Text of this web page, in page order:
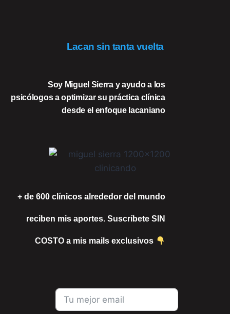
Lacan sin tanta vuelta
Soy Miguel Sierra y ayudo a los
psicólogos a optimizar su práctica clínica
desde el enfoque lacaniano
+ de 600 clínicos alrededor del mundo
reciben mis aportes. Suscríbete SIN
COSTO a mis mails exclusivos